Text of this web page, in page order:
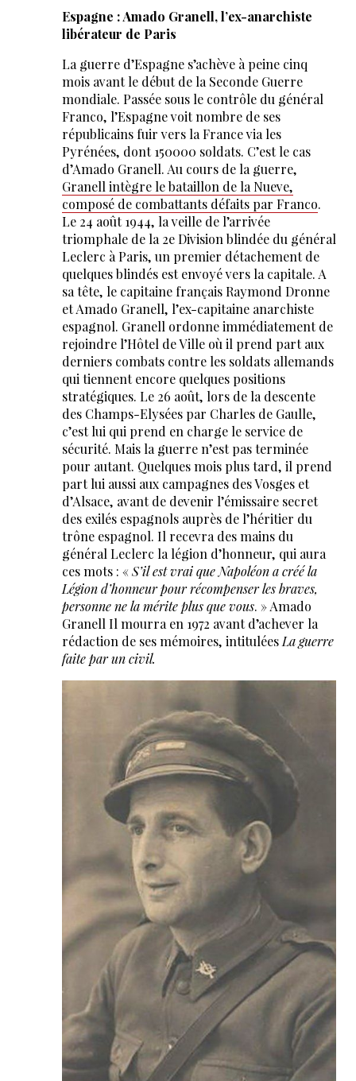
Espagne : Amado Granell, l’ex-anarchiste
libérateur de Paris
La guerre d’Espagne s’achève à peine cinq
mois avant le début de la Seconde Guerre
mondiale. Passée sous le contrôle du général
Franco, l’Espagne voit nombre de ses
républicains fuir vers la France via les
Pyrénées, dont 150000 soldats. C’est le cas
d’Amado Granell. Au cours de la guerre,
Granell intègre le bataillon de la Nueve,
composé de combattants défaits par Franco.
Le 24 août 1944, la veille de l’arrivée
triomphale de la 2e Division blindée du général
Leclerc à Paris, un premier détachement de
quelques blindés est envoyé vers la capitale. A
sa tête, le capitaine français Raymond Dronne
et Amado Granell, l’ex-capitaine anarchiste
espagnol. Granell ordonne immédiatement de
rejoindre l’Hôtel de Ville où il prend part aux
derniers combats contre les soldats allemands
qui tiennent encore quelques positions
stratégiques. Le 26 août, lors de la descente
des Champs-Elysées par Charles de Gaulle,
c’est lui qui prend en charge le service de
sécurité. Mais la guerre n’est pas terminée
pour autant. Quelques mois plus tard, il prend
part lui aussi aux campagnes des Vosges et
d’Alsace, avant de devenir l’émissaire secret
des exilés espagnols auprès de l’héritier du
trône espagnol. Il recevra des mains du
général Leclerc la légion d’honneur, qui aura
ces mots : «S’il est vrai que Napoléon a créé la
Légion d’honneur pour récompenser les braves,
personne ne la mérite plus que vous. » Amado
Granell Il mourra en 1972 avant d’achever la
rédaction de ses mémoires, intituléesLa guerre
faite par un civil.